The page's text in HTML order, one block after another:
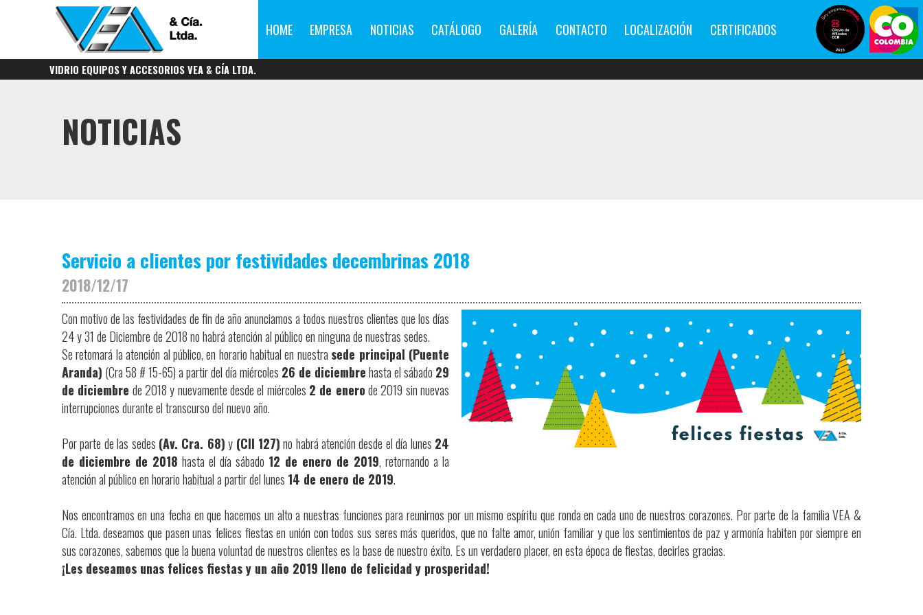
HOME EMPRESA NOTICIAS CATÁLOGO GALERÍA CONTACTO LOCALIZACIÓN CERTIFICADOS
VIDRIO EQUIPOS Y ACCESORIOS VEA & CÍA LTDA.
NOTICIAS
Servicio a clientes por festividades decembrinas 2018
2018/12/17
Con motivo de las festividades de fin de año anunciamos a todos nuestros clientes que los días
24 y 31 de Diciembre de 2018 no habrá atención al público en ninguna de nuestras sedes.
Se retomará la atención al público, en horario habitual en nuestra sede principal (Puente
Aranda) (Cra 58 # 15-65) a partir del día miércoles 26 de diciembrehasta el sábado 29
de diciembre de 2018 y nuevamente desde el miércoles 2 de enerode 2019 sin nuevas
interrupciones durante el transcurso del nuevo año.
Por parte de las sedes (Av. Cra. 68)y (Cll 127)no habrá atención desde el día lunes 24
de diciembre de 2018 hasta el día sábado 12 de enero de 2019, retornando a la
atención al público en horario habitual a partir del lunes 14 de enero de 2019.
Nos encontramos en una fecha en que hacemos un alto a nuestras funciones para reunirnos por un mismo espíritu que ronda en cada uno de nuestros corazones. Por parte de la familia VEA &
Cía. Ltda. deseamos que pasen unas felices fiestas en unión con todos sus seres más queridos, que no falte amor, unión familiar y que los sentimientos de paz y armonía habiten por siempre en
sus corazones, sabemos que la buena voluntad de nuestros clientes es la base de nuestro éxito. Es un verdadero placer, en esta época de fiestas, decirles gracias.
¡Les deseamos unas felices fiestas y un año 2019 lleno de felicidad y prosperidad!